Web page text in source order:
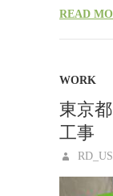
READ
WORK
東京
工事